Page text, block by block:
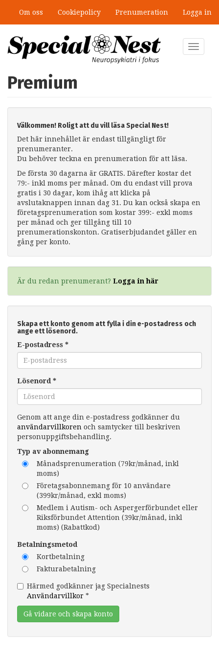
huvudinnehåll
Om oss Cookiepolicy Prenumeration Logga in
Toggle
Premium
Välkommen! Roligt att du vill läsa Special Nest!
Det här innehållet är endast tillgängligt för
prenumeranter.
Du behöver teckna en prenumeration för att läsa.
De första 30 dagarna är GRATIS. Därefter kostar det
79:- inkl moms per månad. Om du endast vill prova
gratis i 30 dagar, kom ihåg att klicka på
avslutaknappen innan dag 31. Du kan också skapa en
företagsprenumeration som kostar 399:- exkl moms
per månad och ger tillgång till 10
prenumerationskonton. Gratiserbjudandet gäller en
gång per konto.
Är du redan prenumerant? Logga in här
Skapa ett konto genom att fylla i din e-postadress och
ange ett lösenord.
E-postadress *
Lösenord *
Genom att ange din e-postadress godkänner du
användarvillkoren och samtycker till beskriven
personuppgiftsbehandling.
Typ av abonnemang
Månadsprenumeration (79kr/månad, inkl
moms)
Företagsabonnemang för 10 användare
(399kr/månad, exkl moms)
Medlem i Autism- och Aspergerförbundet eller
Riksförbundet Attention (39kr/månad, inkl
moms) (Rabattkod)
Betalningsmetod
Kortbetalning
Fakturabetalning
Härmed godkänner jag Specialnests
Användarvillkor *
Gå vidare och skapa konto